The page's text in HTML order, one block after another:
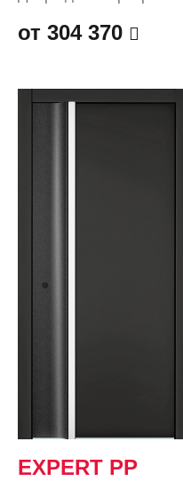
от 304 370
EXPERT PP